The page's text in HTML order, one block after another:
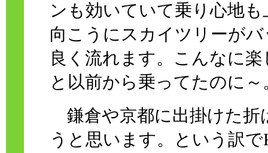
ンも効いていて乗り心地
向こうにスカイツリーが
良く流れます。こんなに
と以前から乗ってたのに～
鎌倉や京都に出掛けた折
うと思います。という訳